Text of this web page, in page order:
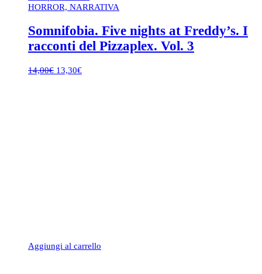
HORROR, NARRATIVA
Somnifobia. Five nights at Freddy’s. I
racconti del Pizzaplex. Vol. 3
14,00€ Il13,30€Il
Aggiungi al carrello